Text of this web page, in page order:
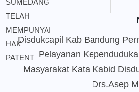
Disdukcapil Kab Bandung
Pelayanan
Masyarakat Kata Kabid
Drs.Asep